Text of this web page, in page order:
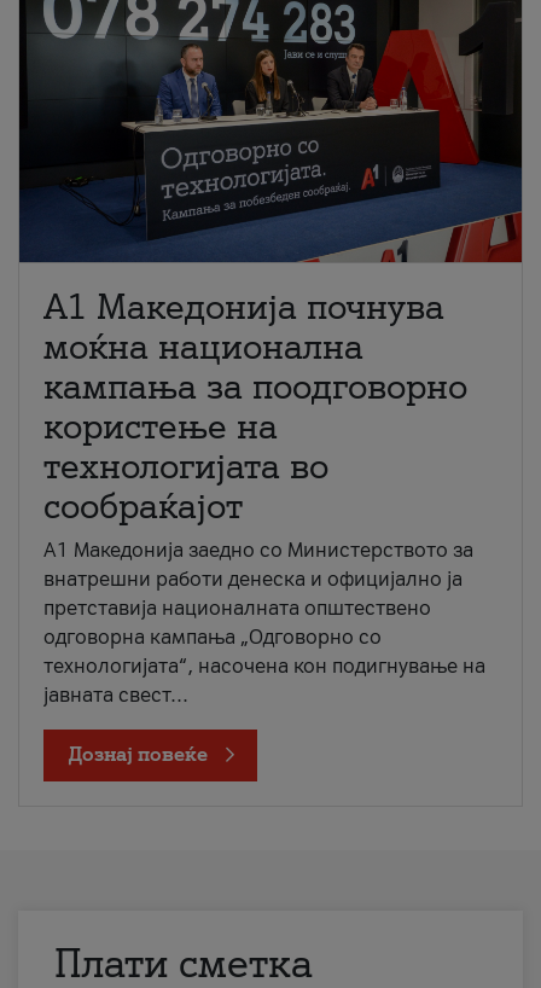
A1 Македонија почнува
моќна национална
кампања за поодговорно
користење на
технологијата во
сообраќајот
A1 Македонија заедно со Министерството за
внатрешни работи денеска и официјално ја
претставија националната општествено
одговорна кампања „Одговорно со
технологијата“, насочена кон подигнување на
јавната свест...
Дознај повеќе
Плати сметка